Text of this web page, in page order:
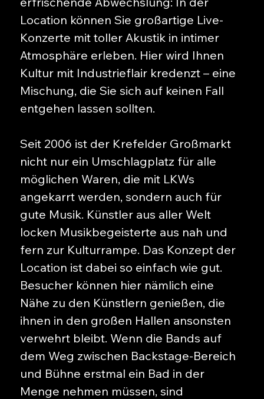
Location können Sie großartige Live-
Konzerte mit toller Akustik in intimer
Atmosphäre erleben. Hier wird Ihnen
Kultur mit Industrieflair kredenzt – eine
Mischung, die Sie sich auf keinen Fall
entgehen lassen sollten.
Seit 2006 ist der Krefelder Großmarkt
nicht nur ein Umschlagplatz für alle
möglichen Waren, die mit LKWs
angekarrt werden, sondern auch für
gute Musik. Künstler aus aller Welt
locken Musikbegeisterte aus nah und
fern zur Kulturrampe. Das Konzept der
Location ist dabei so einfach wie gut.
Besucher können hier nämlich eine
Nähe zu den Künstlern genießen, die
ihnen in den großen Hallen ansonsten
verwehrt bleibt. Wenn die Bands auf
dem Weg zwischen Backstage-Bereich
und Bühne erstmal ein Bad in der
Menge nehmen müssen, sind